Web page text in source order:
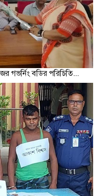
গভর্নিং বডির পরিচিতি...